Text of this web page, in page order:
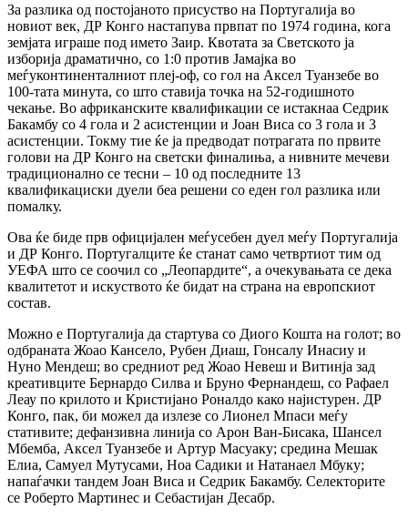
За разлика од постојаното присуство на Португалија во
новиот век, ДР Конго настапува првпат по 1974 година, кога
земјата играше под името Заир. Квотата за Светското ја
изборија драматично, со 1:0 против Јамајка во
меѓуконтиненталниот плеј-оф, со гол на Аксел Туанзебе во
100-тата минута, со што ставија точка на 52-годишното
чекање. Во африканските квалификации се истакнаа Седрик
Бакамбу со 4 гола и 2 асистенции и Јоан Виса со 3 гола и 3
асистенции. Токму тие ќе ја предводат потрагата по првите
голови на ДР Конго на светски финалиња, а нивните мечеви
традиционално се тесни – 10 од последните 13
квалификациски дуели беа решени со еден гол разлика или
помалку.
Ова ќе биде прв официјален меѓусебен дуел меѓу Португалија
и ДР Конго. Португалците ќе станат само четвртиот тим од
УЕФА што се соочил со „Леопардите“, а очекувањата се дека
квалитетот и искуството ќе бидат на страна на европскиот
состав.
Можно е Португалија да стартува со Диого Кошта на голот; во
одбраната Жоао Кансело, Рубен Диаш, Гонсалу Инасиу и
Нуно Мендеш; во средниот ред Жоао Невеш и Витинја зад
креативците Бернардо Силва и Бруно Фернандеш, со Рафаел
Леау по крилото и Кристијано Роналдо како најистурен. ДР
Конго, пак, би можел да излезе со Лионел Мпаси меѓу
стативите; дефанзивна линија со Арон Ван-Бисака, Шансел
Мбемба, Аксел Туанзебе и Артур Масуаку; средина Мешак
Елиа, Самуел Мутусами, Ноа Садики и Натанаел Мбуку;
напаѓачки тандем Јоан Виса и Седрик Бакамбу. Селекторите
се Роберто Мартинес и Себастијан Десабр.